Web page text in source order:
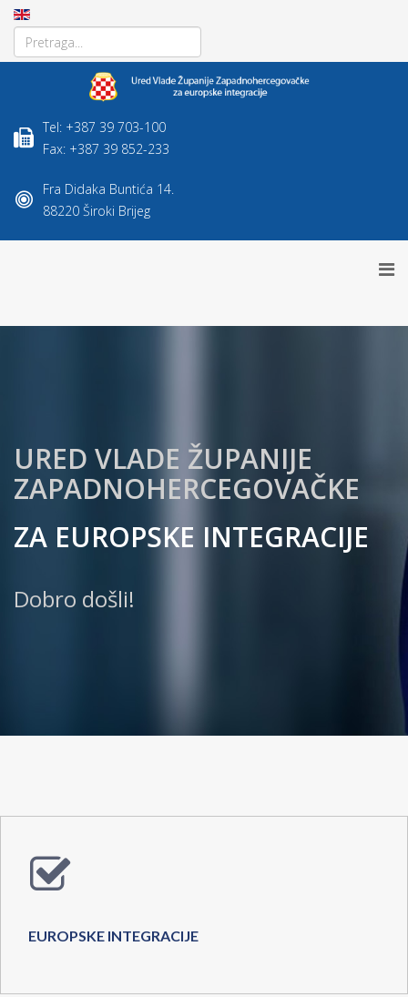
Tel: +387 39 703-100
Fax: +387 39 852-233
Fra Didaka Buntića 14.
88220 Široki Brijeg
URED VLADE ŽUPANIJE
ZAPADNOHERCEGOVAČKE
ZA EUROPSKE INTEGRACIJE
Dobro došli!
EUROPSKE INTEGRACIJE